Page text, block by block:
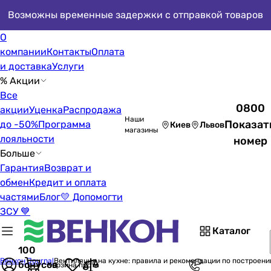
Возможны временные задержки с отправкой товаров
О
компанииКонтактыОплата
и доставкаУслуги
% Акции
Все
акцииУценкаРаспродажа
до -50%Программа
лояльности
Больше
ГарантияВозврат и
обменКредит и оплата
частямиБлог💛 Допомогти
ЗСУ 💙
Наши
магазины
Киев Львов
0800
номер
Каталог
100
бонусовКорзина пуста
Венкон JournalВентиляция на кухне: правила и рекомендации по